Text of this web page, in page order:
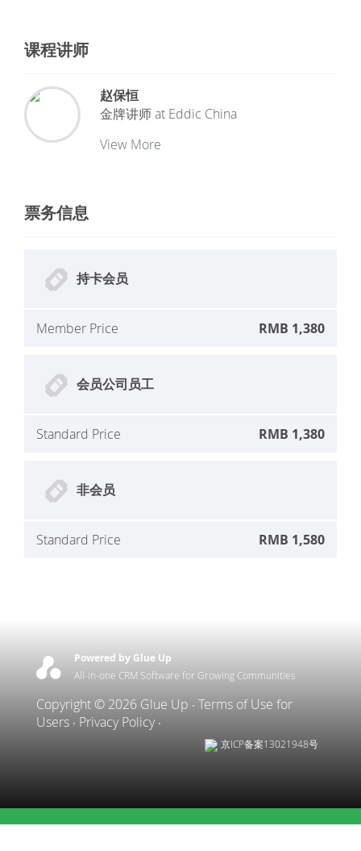
课程讲师
赵保恒
金牌讲师at Eddic China
View More
票务信息
持卡会员
Member Price RMB 1,380
会员公司员工
Standard Price RMB 1,380
非会员
Standard Price RMB 1,580
Powered by Glue Up
All-in-one CRM Software for Growing Communities
Copyright © 2026 Glue Up Terms of Use for
Users
Privacy Policy
京ICP备案13021948号